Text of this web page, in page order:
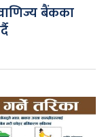
बैंकका